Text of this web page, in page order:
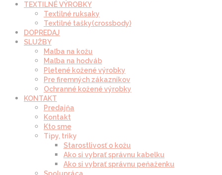
TEXTILNÉ VÝROBKY
Textilné ruksaky
Textilné tašky(crossbody)
DOPREDAJ
SLUŽBY
Maľba na kožu
Maľba na hodváb
Pletené kožené výrobky
Pre firemných zákazníkov
Ochranné kožené výrobky
KONTAKT
Predajňa
Kontakt
Kto sme
Tipy, triky
Starostlivosť o kožu
Ako si vybrať správnu kabelku
Ako si vybrať správnu peňaženku